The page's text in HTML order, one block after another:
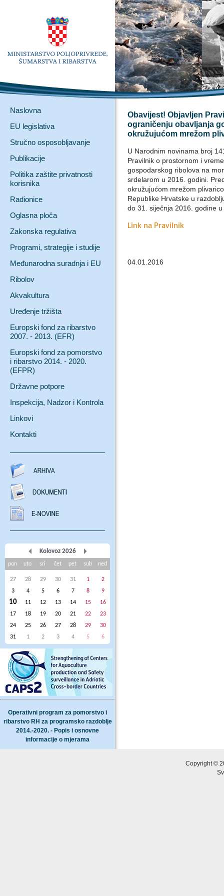
Naslovna
EU legislativa
Stručno osposobljavanje
Publikacije
Politika zaštite privatnosti
korisnika
Radionice
Oglasna ploča
Zakonska regulativa
Programi, strategije i studije
Međunarodna suradnja i EU
Ribolov
Akvakultura
Uređenje tržišta
Europski fond za ribarstvo
2007. - 2013. (EFR)
Europski fond za pomorstvo
i ribarstvo 2014. - 2020.
(EFPR)
Državne potpore
Inspekcija, Nadzor i Kontrola
Linkovi
Kontakti
Kolovoz 2026
pon uto sri čet pet sub ned
27 28 29 30 31 1
2
3
4 5 6 7 8 9
10 11 12 13 14 15
16
17
18 19 20 21 22
23
24
25 26 27 28 29
30
31
1 2 3 4 5 6
Operativni program za pomorstvo i
ribarstvo RH za programsko razdoblje
2014.-2020. - Popis i osnovne
informacije o mjerama
Obavijest! Objavljen
ograničenju obavljanja
okružujućom mrežom
U Narodnim novinama broj
Pravilnik o prostornom i
gospodarskog ribolova na
srdelarom u 2016. godini.
okružujućom mrežom
Republike Hrvatske u
do 31. siječnja 2016. godine
Link na Pravilnik
04.01.2016
Copyright ©